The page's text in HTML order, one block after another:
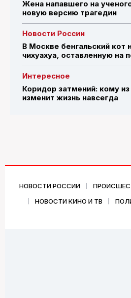
Жена напавшего на
новую версию трагедии
Новости России
В Москве бенгальский кот
чихуахуа, оставленную на
Интересное
Коридор затмений: кому из
изменит жизнь навсегда
НОВОСТИ РОССИИ
НОВОСТИ КИНО И ТВ